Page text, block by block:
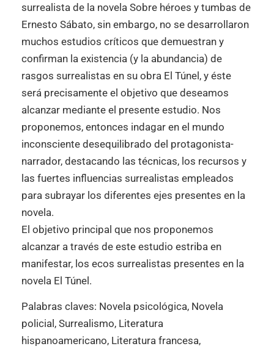
surrealista de la novela Sobre héroes y tumbas de
Ernesto Sábato, sin embargo, no se desarrollaron
muchos estudios críticos que demuestran y
confirman la existencia (y la abundancia) de
rasgos surrealistas en su obra El Túnel, y éste
será precisamente el objetivo que deseamos
alcanzar mediante el presente estudio. Nos
proponemos, entonces indagar en el mundo
inconsciente desequilibrado del protagonista-
narrador, destacando las técnicas, los recursos y
las fuertes influencias surrealistas empleados
para subrayar los diferentes ejes presentes en la
novela.
El objetivo principal que nos proponemos
alcanzar a través de este estudio estriba en
manifestar, los ecos surrealistas presentes en la
novela El Túnel.
Palabras claves: Novela psicológica, Novela
policial, Surrealismo, Literatura
hispanoamericano, Literatura francesa,